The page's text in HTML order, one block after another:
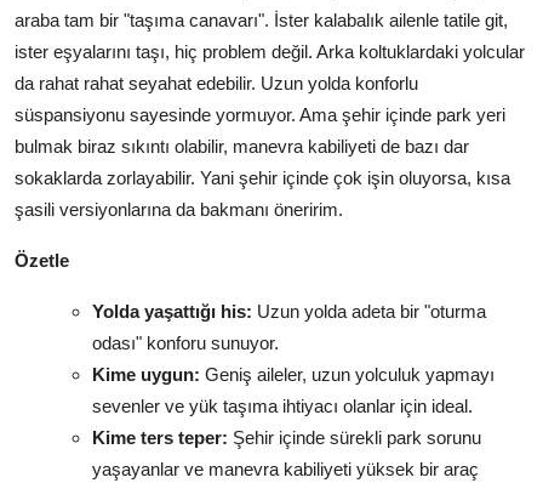
araba tam bir "taşıma canavarı". İster kalabalık ailenle tatile git,
ister eşyalarını taşı, hiç problem değil. Arka koltuklardaki yolcular
da rahat rahat seyahat edebilir. Uzun yolda konforlu
süspansiyonu sayesinde yormuyor. Ama şehir içinde park yeri
bulmak biraz sıkıntı olabilir, manevra kabiliyeti de bazı dar
sokaklarda zorlayabilir. Yani şehir içinde çok işin oluyorsa, kısa
şasili versiyonlarına da bakmanı öneririm.
Özetle
Yolda yaşattığı his: Uzun yolda adeta bir "oturma
odası" konforu sunuyor.
Kime uygun: Geniş aileler, uzun yolculuk yapmayı
sevenler ve yük taşıma ihtiyacı olanlar için ideal.
Kime ters teper: Şehir içinde sürekli park sorunu
yaşayanlar ve manevra kabiliyeti yüksek bir araç